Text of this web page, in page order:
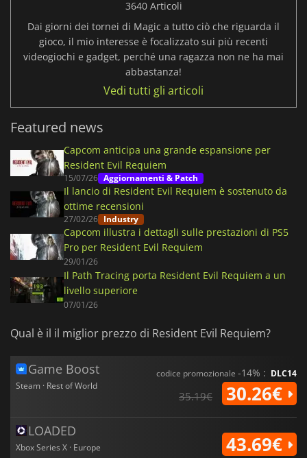
3640 Articoli
Dai giorni dei tornei di Magic a tutto ciò che riguarda il
gioco, il mio interesse è focalizzato sui più recenti
videogiochi e gadget, perché una ragazza non ne ha mai
abbastanza!
Vedi tutti gli articoli
Featured news
Capcom anticipa una grande espansione per
Resident Evil Requiem
15/07/26 Aggiornamenti & Patch
Il lancio di Resident Evil Requiem è sostenuto da
ottime recensioni
27/02/26 Industry
Capcom illustra i dettagli sulle prestazioni di PS5
Pro per Resident Evil Requiem
29/01/26
Il Path Tracing porta Resident Evil Requiem a un
livello superiore
07/01/26
Qual è il il miglior prezzo di Resident Evil Requiem?
Game Boost
Steam · Rest of World
codice promozionale -14% : DLC14
35.19€ 30.26€
LOADED
Xbox Series X · Europe 43.69€